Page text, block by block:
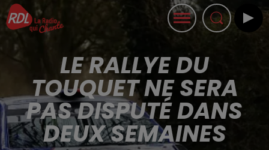
LE RALLYE DU
TOUQUET NE SERA
PAS DISPUTÉ DANS
DEUX SEMAINES